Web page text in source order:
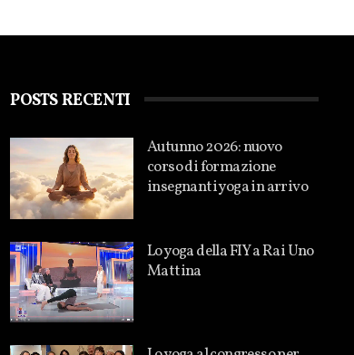
POSTS RECENTI
Autunno 2026: nuovo
corso di formazione
insegnanti yoga in arrivo
Lo yoga della FIY a Rai Uno
Mattina